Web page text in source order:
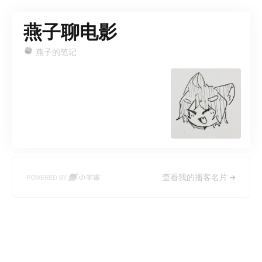
燕子聊电影
燕子的笔记
查看我的播客名片